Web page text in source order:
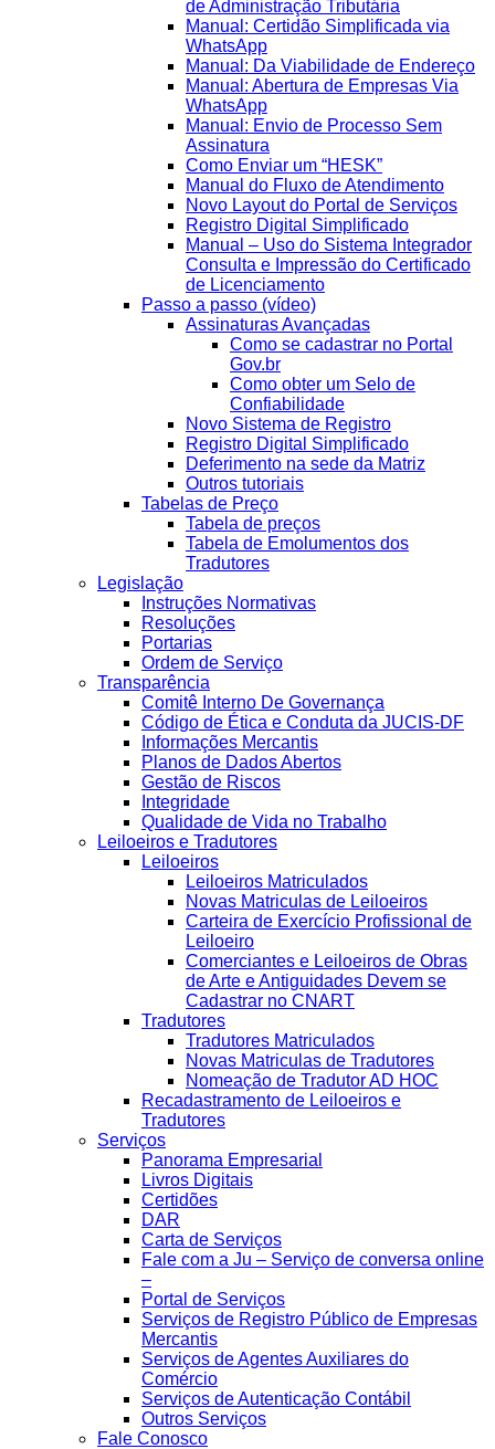
de Administração Tributária
Manual: Certidão Simplificada via
WhatsApp
Manual: Da Viabilidade de Endereço
Manual: Abertura de Empresas Via
WhatsApp
Manual: Envio de Processo Sem
Assinatura
Como Enviar um “HESK”
Manual do Fluxo de Atendimento
Novo Layout do Portal de Serviços
Registro Digital Simplificado
Manual – Uso do Sistema Integrador
Consulta e Impressão do Certificado
de Licenciamento
Passo a passo (vídeo)
Assinaturas Avançadas
Como se cadastrar no Portal
Gov.br
Como obter um Selo de
Confiabilidade
Novo Sistema de Registro
Registro Digital Simplificado
Deferimento na sede da Matriz
Outros tutoriais
Tabelas de Preço
Tabela de preços
Tabela de Emolumentos dos
Tradutores
Legislação
Instruções Normativas
Resoluções
Portarias
Ordem de Serviço
Transparência
Comitê Interno De Governança
Código de Ética e Conduta da JUCIS-DF
Informações Mercantis
Planos de Dados Abertos
Gestão de Riscos
Integridade
Qualidade de Vida no Trabalho
Leiloeiros e Tradutores
Leiloeiros
Leiloeiros Matriculados
Novas Matriculas de Leiloeiros
Carteira de Exercício Profissional de
Leiloeiro
Comerciantes e Leiloeiros de Obras
de Arte e Antiguidades Devem se
Cadastrar no CNART
Tradutores
Tradutores Matriculados
Novas Matriculas de Tradutores
Nomeação de Tradutor AD HOC
Recadastramento de Leiloeiros e
Tradutores
Serviços
Panorama Empresarial
Livros Digitais
Certidões
DAR
Carta de Serviços
Fale com a Ju – Serviço de conversa online
–
Portal de Serviços
Serviços de Registro Público de Empresas
Mercantis
Serviços de Agentes Auxiliares do
Comércio
Serviços de Autenticação Contábil
Outros Serviços
Fale Conosco